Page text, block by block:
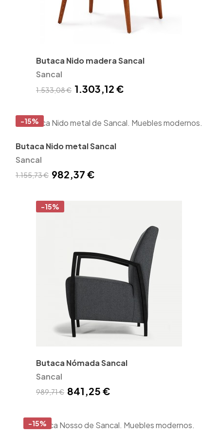
Butaca Nido madera Sancal
Sancal
1.533,08 € 1.303,12 €
-15%
Butaca Nido metal Sancal
Sancal
1.155,73 € 982,37 €
-15%
Butaca Nómada Sancal
Sancal
989,71 € 841,25 €
-15%